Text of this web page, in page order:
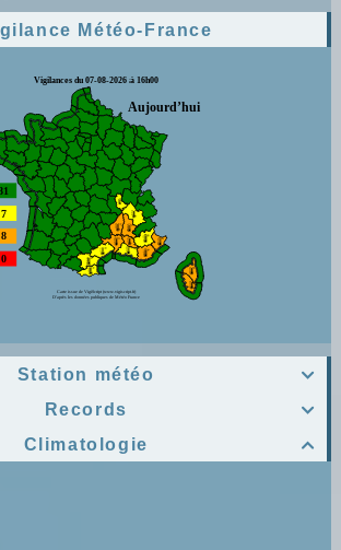
Météo-France

Station météo

Records

Climatologie